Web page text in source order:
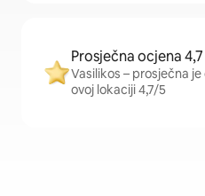
Prosječna ocjena 4,7
Vasilikos – prosječna
ovoj lokaciji 4,7/5